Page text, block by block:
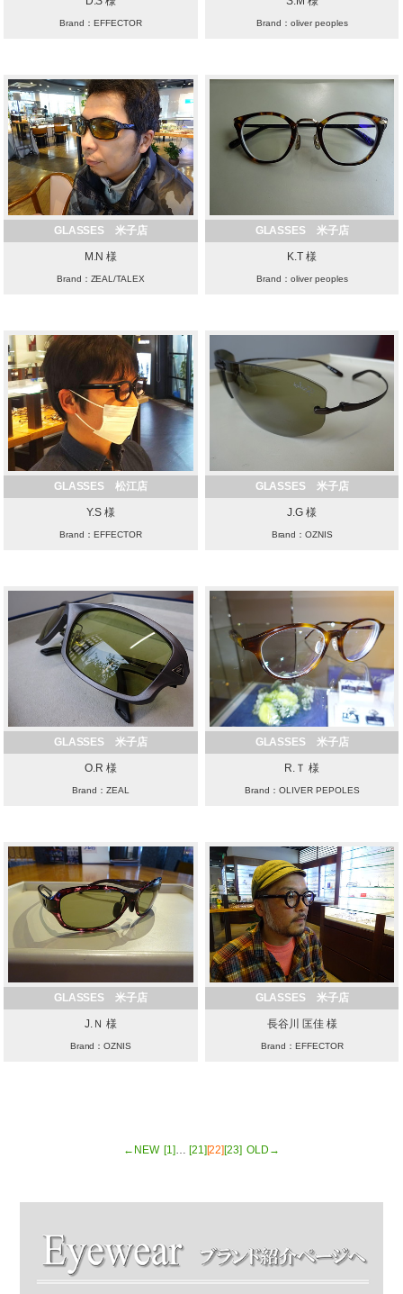
Brand：EFFECTOR Brand：oliver peoples
GLASSES 米子店
M.N 様
Brand：ZEAL/TALEX
GLASSES 米子店
K.T 様
Brand：oliver peoples
GLASSES 松江店
Y.S 様
Brand：EFFECTOR
GLASSES 米子店
J.G 様
Brand：OZNIS
GLASSES 米子店
O.R 様
Brand：ZEAL
GLASSES 米子店
R.Ｔ 様
Brand：OLIVER PEPOLES
GLASSES 米子店
J.Ｎ 様
Brand：OZNIS
GLASSES 米子店
長谷川 匡佳 様
Brand：EFFECTOR
←NEW [1]… [21][22][23] OLD→